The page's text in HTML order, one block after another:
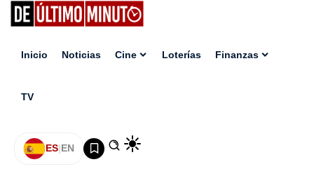
Inicio Noticias Cine Loterías Finanzas
TV
ES|EN